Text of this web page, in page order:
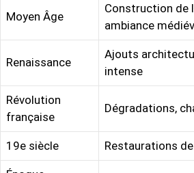
Moyen Âge
Construction de
ambiance
Renaissance
Ajouts
intense
Révolution
française
Dégradations,
19e siècle Restaurations